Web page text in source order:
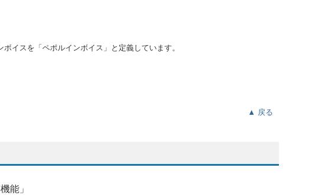
イスを「ペポルインボイス」と定義しています。
▲ 戻る
能」